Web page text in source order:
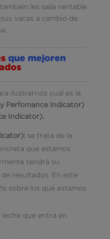
les salía rentable
vacas a cambio de
que mejoren
ilustrarnos cuál es la
Perfomance Indicator)
Indicator).
se trata de la
que estamos
tendrá su
resultados. En este
sobre los que estamos
leche que entra en